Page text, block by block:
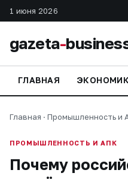
1 июня 2026
gazeta-
ГЛАВНАЯ
Главная · Промышленность и
ПРОМЫШЛЕННОСТЬ И АПК
Почему